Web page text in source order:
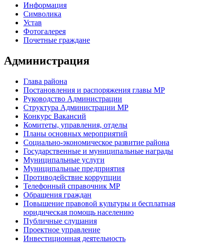
Информация
Символика
Устав
Фотогалерея
Почетные граждане
Администрация
Глава района
Постановления и распоряжения главы МР
Руководство Администрации
Структура Администрации МР
Конкурс Вакансий
Комитеты, управления, отделы
Планы основных мероприятий
Социально-экономическое развитие района
Государственные и муниципальные награды
Муниципальные услуги
Муниципальные предприятия
Противодействие коррупции
Телефонный справочник МР
Обращения граждан
Повышение правовой культуры и бесплатная
юридическая помощь населению
Публичные слушания
Проектное управление
Инвестиционная деятельность